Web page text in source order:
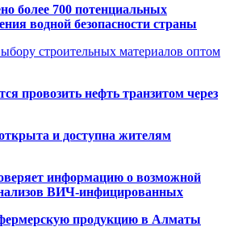
более 700 потенциальных
водной безопасности страны
строительных материалов оптом
провозить нефть транзитом через
и доступна жителям
информацию о возможной
ВИЧ-инфицированных
фермерскую продукцию в Алматы